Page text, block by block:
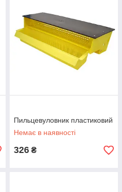
Пильцевуловник пластиковий
Немає в наявності
326 ₴